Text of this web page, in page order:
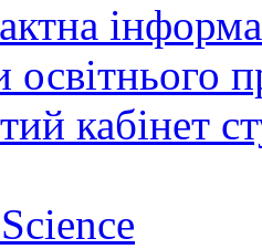
освітнього
кабінет